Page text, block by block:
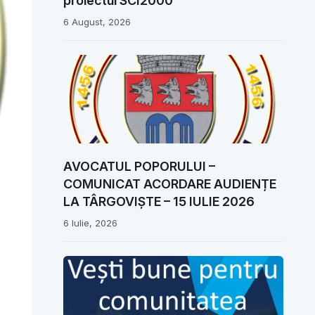
6 August, 2026
AVOCATUL POPORULUI –
COMUNICAT ACORDARE AUDIENȚE
LA TÂRGOVIȘTE – 15 IULIE 2026
6 Iulie, 2026